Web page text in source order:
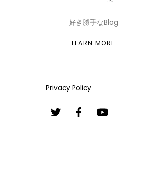
好き勝手なBlog
LEARN MORE
Privacy Policy